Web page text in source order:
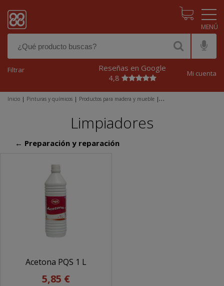
Reseñas en Google
4,8
Filtrar Mi cuenta
Inicio | Pinturas y químicos | Productos para madera y mueble |
Limpiadores
← Preparación y reparación
Acetona PQS 1 L
5,85 €